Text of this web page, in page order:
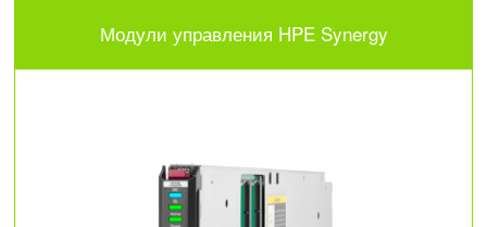
Модули управления HPE Synergy